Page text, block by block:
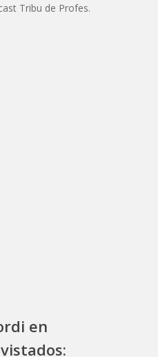
Tribu de Profes.
en